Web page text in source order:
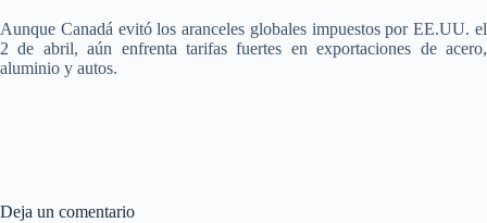
Aunque Canadá evitó los aranceles globales impuestos por EE.UU. el
2 de abril, aún enfrenta tarifas fuertes en exportaciones de acero,
aluminio y autos.
Deja un comentario